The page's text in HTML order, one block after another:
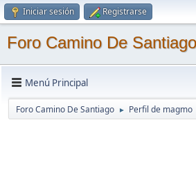
Iniciar sesión Registrarse
Foro Camino De Santiago
Menú Principal
Foro Camino De Santiago ► Perfil de magmo